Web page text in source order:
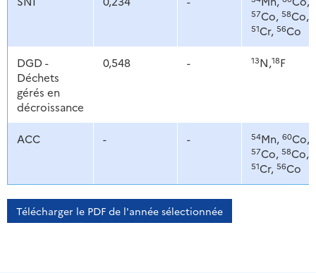
57Co, 58Co,
51Cr, 56Co
DGD -
Déchets
gérés en
décroissance
0,548 - 13N,18F
ACC - - 54Mn, 60Co,
57Co, 58Co,
51Cr, 56Co
Télécharger le PDF de l'année sélectionnée